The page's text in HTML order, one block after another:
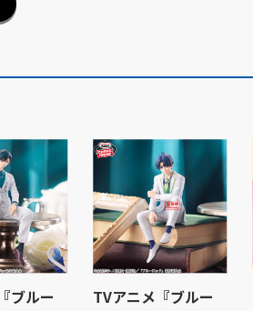
ブルー
TVアニメ『ブルー